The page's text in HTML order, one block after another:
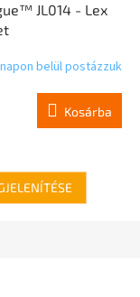
JL014 - Lex
belül postázzuk
Kosárba